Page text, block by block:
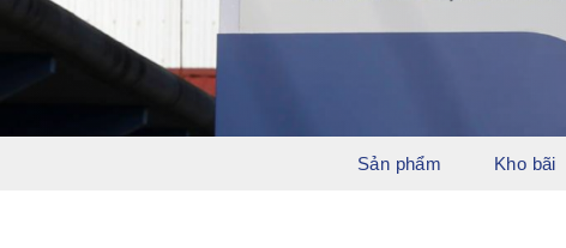
Sản phẩm Kho bãi